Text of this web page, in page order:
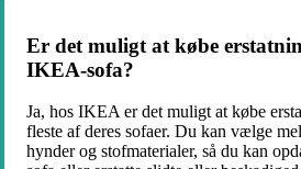
Er det muligt at købe
IKEA-sofa?
Ja, hos IKEA er det muligt at købe
fleste af deres sofaer. Du kan vælge
hynder og stofmaterialer, så du kan